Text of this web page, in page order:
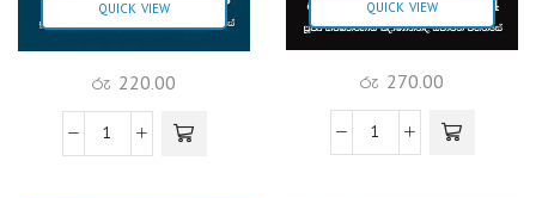
QUICK VIEW
රු 220.00
QUICK VIEW
රු 270.00